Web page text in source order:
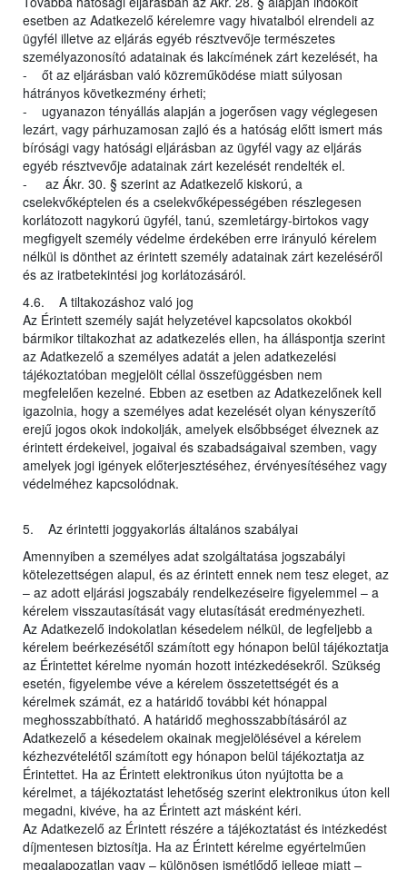
esetben az Adatkezelő kérelemre vagy hivatalból elrendeli az
ügyfél illetve az eljárás egyéb résztvevője természetes
személyazonosító adatainak és lakcímének zárt kezelését, ha
- őt az eljárásban való közreműködése miatt súlyosan
hátrányos következmény érheti;
- ugyanazon tényállás alapján a jogerősen vagy véglegesen
lezárt, vagy párhuzamosan zajló és a hatóság előtt ismert más
bírósági vagy hatósági eljárásban az ügyfél vagy az eljárás
egyéb résztvevője adatainak zárt kezelését rendelték el.
- az Ákr. 30. § szerint az Adatkezelő kiskorú, a
cselekvőképtelen és a cselekvőképességében részlegesen
korlátozott nagykorú ügyfél, tanú, szemletárgy-birtokos vagy
megfigyelt személy védelme érdekében erre irányuló kérelem
nélkül is dönthet az érintett személy adatainak zárt kezeléséről
és az iratbetekintési jog korlátozásáról.
4.6. A tiltakozáshoz való jog
Az Érintett személy saját helyzetével kapcsolatos okokból
bármikor tiltakozhat az adatkezelés ellen, ha álláspontja szerint
az Adatkezelő a személyes adatát a jelen adatkezelési
tájékoztatóban megjelölt céllal összefüggésben nem
megfelelően kezelné. Ebben az esetben az Adatkezelőnek kell
igazolnia, hogy a személyes adat kezelését olyan kényszerítő
erejű jogos okok indokolják, amelyek elsőbbséget élveznek az
érintett érdekeivel, jogaival és szabadságaival szemben, vagy
amelyek jogi igények előterjesztéséhez, érvényesítéséhez vagy
védelméhez kapcsolódnak.
5. Az érintetti joggyakorlás általános szabályai
Amennyiben a személyes adat szolgáltatása jogszabályi
kötelezettségen alapul, és az érintett ennek nem tesz eleget, az
– az adott eljárási jogszabály rendelkezéseire figyelemmel – a
kérelem visszautasítását vagy elutasítását eredményezheti.
Az Adatkezelő indokolatlan késedelem nélkül, de legfeljebb a
kérelem beérkezésétől számított egy hónapon belül tájékoztatja
az Érintettet kérelme nyomán hozott intézkedésekről. Szükség
esetén, figyelembe véve a kérelem összetettségét és a
kérelmek számát, ez a határidő további két hónappal
meghosszabbítható. A határidő meghosszabbításáról az
Adatkezelő a késedelem okainak megjelölésével a kérelem
kézhezvételétől számított egy hónapon belül tájékoztatja az
Érintettet. Ha az Érintett elektronikus úton nyújtotta be a
kérelmet, a tájékoztatást lehetőség szerint elektronikus úton kell
megadni, kivéve, ha az Érintett azt másként kéri.
Az Adatkezelő az Érintett részére a tájékoztatást és intézkedést
díjmentesen biztosítja. Ha az Érintett kérelme egyértelműen
megalapozatlan vagy – különösen ismétlődő jellege miatt –